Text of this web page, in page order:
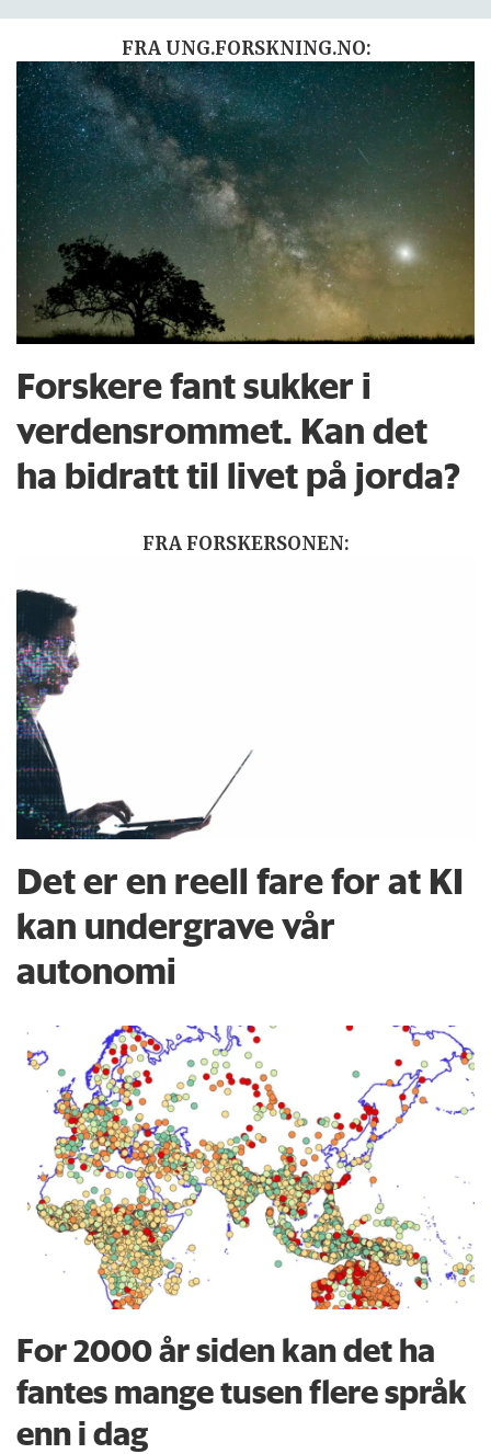
FRA UNG.FORSKNING.NO:
Forskere fant sukker i
verdensrommet. Kan det
ha bidratt til livet på jorda?
FRA FORSKERSONEN:
Det er en reell fare for at KI
kan undergrave vår
autonomi
For 2000 år siden kan det ha
fantes mange tusen flere språk
enn i dag